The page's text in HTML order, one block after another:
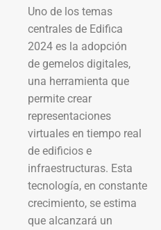
Uno de los temas
centrales de Edifica
2024 es la adopción
de gemelos digitales,
una herramienta que
permite crear
representaciones
virtuales en tiempo real
de edificios e
infraestructuras. Esta
tecnología, en constante
crecimiento, se estima
que alcanzará un